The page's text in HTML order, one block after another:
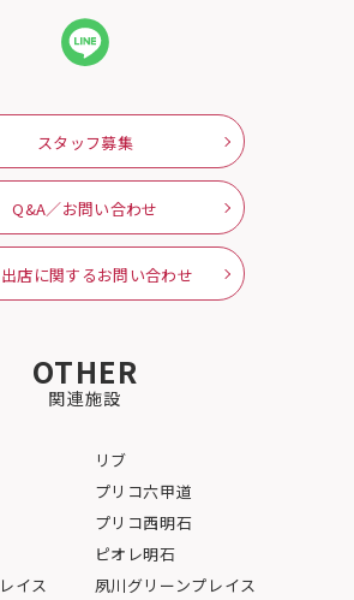
スタッフ募集
Q&A／お問い合わせ
出店に関するお問い合わせ
OTHER
関連施設
リブ
プリコ六甲道
プリコ西明石
ピオレ明石
イス
夙川グリーンプレイス